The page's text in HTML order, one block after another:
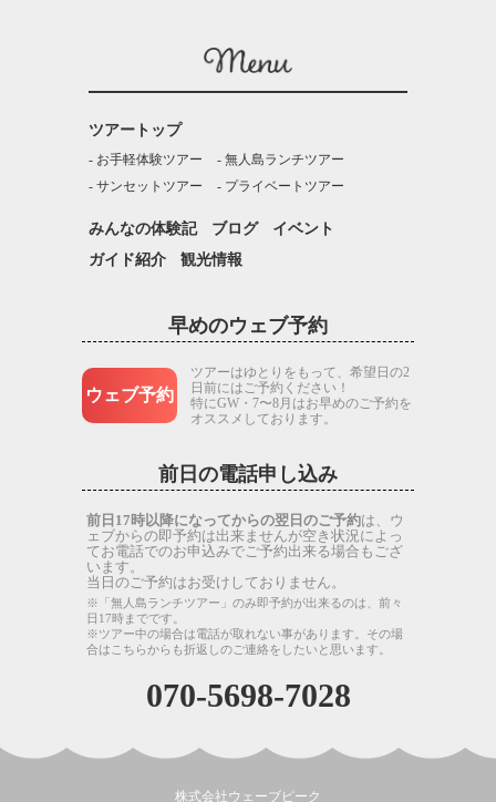
ツアートップ
お手軽体験ツアー
無人島ランチツアー
サンセットツアー
プライベートツアー
みんなの体験記 ブログ
イベント
ガイド紹介
観光情報
早めのウェブ予約
ウェブ予約
ツアーはゆとりをもって、希望日の2
日前にはご予約ください！
特にGW・7〜8月はお早めのご予約を
オススメしております。
前日の電話申し込み
前日17時以降になってからの翌日のご予約は、ウ
ェブからの即予約は出来ませんが空き状況によっ
てお電話でのお申込みでご予約出来る場合もござ
います。
当日のご予約はお受けしておりません。
※「無人島ランチツアー」のみ即予約が出来るのは、前々
日17時までです。
※ツアー中の場合は電話が取れない事があります。その場
合はこちらからも折返しのご連絡をしたいと思います。
070-5698-7028
株式会社ウェーブピーク